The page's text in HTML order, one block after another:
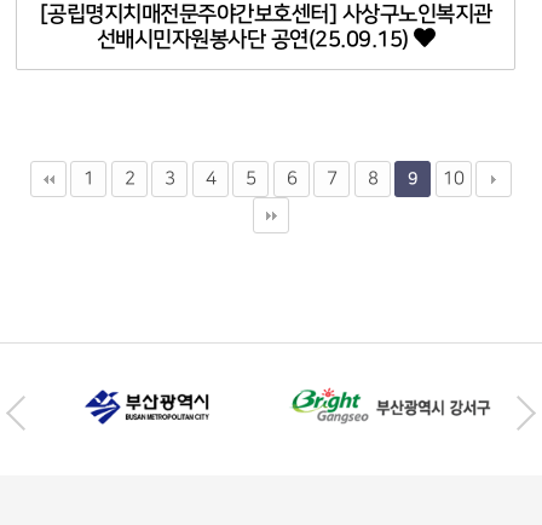
[공립명지치매전문주야간보호센터] 사상구노인복지관
선배시민자원봉사단 공연(25.09.15)
1 2 3 4 5 6 7 8 9 10